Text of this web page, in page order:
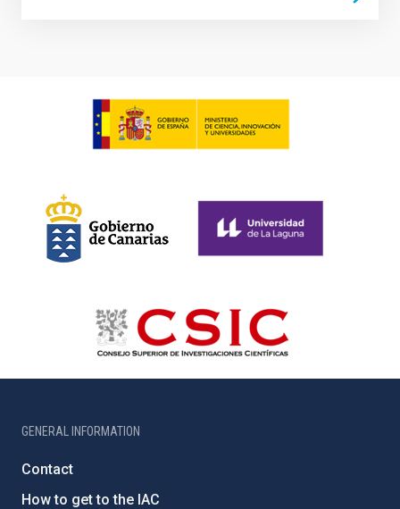
GENERAL INFORMATION
Contact
How to get to the IAC